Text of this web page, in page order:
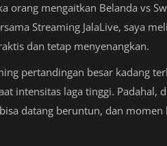
orang mengaitkan Belanda vs
Streaming JalaLive, saya
dan tetap menyenangkan.
pertandingan besar kadang
intensitas laga tinggi. Padahal,
datang beruntun, dan momen